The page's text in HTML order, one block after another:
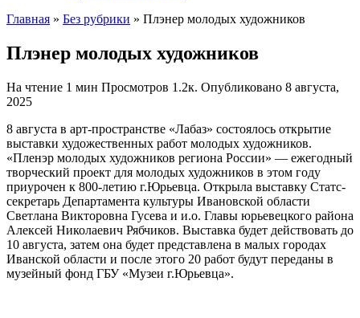
Главная » Без рубрики » Плэнер молодых художников
Плэнер молодых художников
На чтение 1 мин Просмотров 1.2к. Опубликовано 8 августа,
2025
8 августа в арт-пространстве «Лабаз» состоялось открытие
выставки художественных работ молодых художников.
«Пленэр молодых художников региона России» — ежегодный
творческий проект для молодых художников в этом году
приурочен к 800-летию г.Юрьевца. Открыла выставку Статс-
секретарь Департамента культуры Ивановской области
Светлана Викторовна Гусева и и.о. Главы юрьевецкого района
Алексей Николаевич Рябчиков. Выставка будет действовать до
10 августа, затем она будет представлена в малых городах
Иванской области и после этого 20 работ будут переданы в
музейный фонд ГБУ «Музеи г.Юрьевца».